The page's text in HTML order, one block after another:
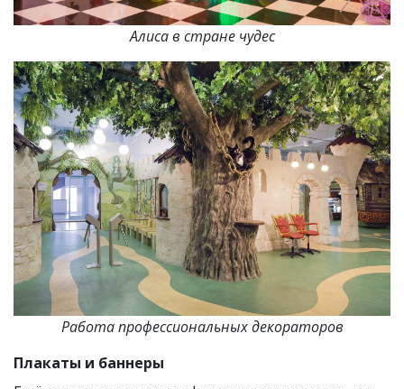
Алиса в стране чудес
Работа профессиональных декораторов
Плакаты и баннеры